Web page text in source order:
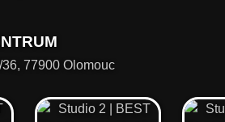
77900 Olomouc